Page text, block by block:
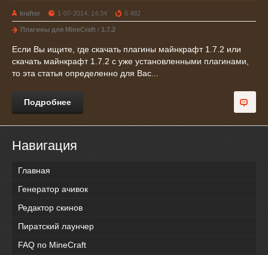
krafter 1-07-2014, 14:34 6 482
Плагины для MineCraft / 1.7.2
Если Вы ищите, где скачать плагины майнкрафт 1.7.2 или
скачать майнкрафт 1.7.2 с уже установленными плагинами,
то эта статья определенно для Вас...
Подробнее
Навигация
Главная
Генератор ачивок
Редактор скинов
Пиратский лаунчер
FAQ по MineCraft